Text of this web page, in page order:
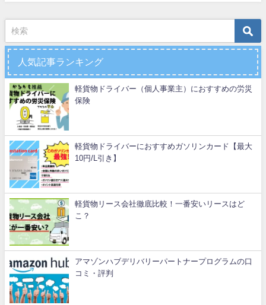
人気記事ランキング
軽貨物ドライバー（個人事業主）におすすめの労災
保険
軽貨物ドライバーにおすすめガソリンカード【最大
10円/L引き】
軽貨物リース会社徹底比較！一番安いリースはど
こ？
アマゾンハブデリバリーパートナープログラムの口
コミ・評判